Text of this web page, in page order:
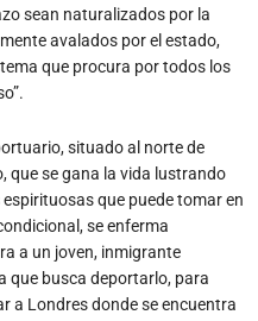
sean naturalizados por la
avalados por el estado,
que procura por todos los
situado al norte de
que se gana la vida lustrando
que puede tomar en
se enferma
a un joven, inmigrante
que busca deportarlo, para
a Londres donde se encuentra